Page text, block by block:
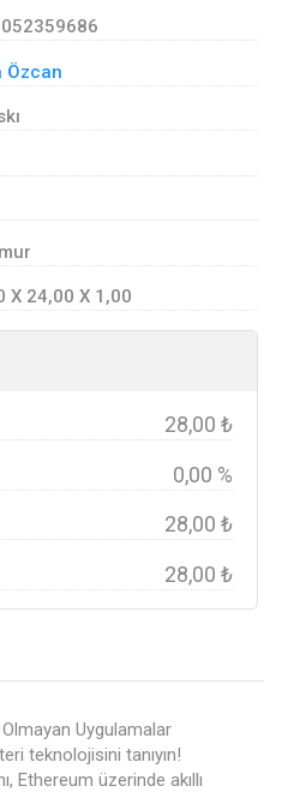
Özcan
X 24,00 X 1,00
28,00 ₺
0,00 %
28,00 ₺
28,00 ₺
Uygulamalar
teknolojisini tanıyın!
Ethereum üzerinde akıllı